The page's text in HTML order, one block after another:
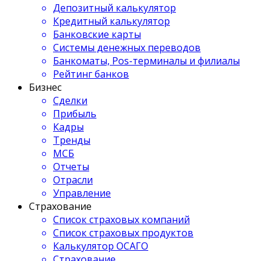
Депозитный калькулятор
Кредитный калькулятор
Банковские карты
Системы денежных переводов
Банкоматы, Pos-терминалы и филиалы
Рейтинг банков
Бизнес
Сделки
Прибыль
Кадры
Тренды
МСБ
Отчеты
Отрасли
Управление
Страхование
Список страховых компаний
Список страховых продуктов
Калькулятор ОСАГО